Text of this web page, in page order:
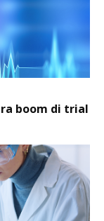
boom di trial